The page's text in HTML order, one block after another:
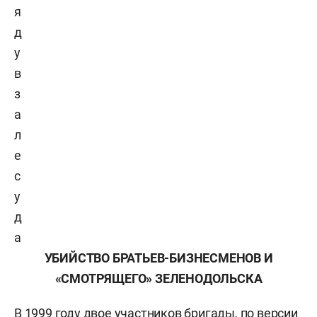
я
д
у
в
з
а
л
е
с
у
д
а
УБИЙСТВО БРАТЬЕВ-БИЗНЕСМЕНОВ И
«СМОТРЯЩЕГО» ЗЕЛЕНОДОЛЬСКА
В 1999 году двое участников бригады, по версии